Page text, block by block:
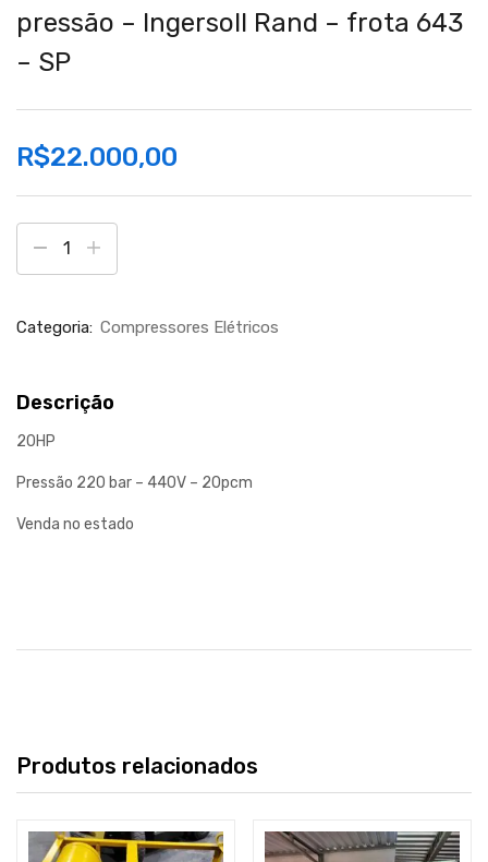
pressão – Ingersoll Rand – frota 643
– SP
R$22.000,00
Categoria: Compressores Elétricos
Descrição
20HP
Pressão 220 bar – 440V – 20pcm
Venda no estado
Produtos relacionados